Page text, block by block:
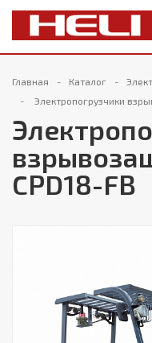
Главная Каталог
Электропогрузчики
CPD18-FB